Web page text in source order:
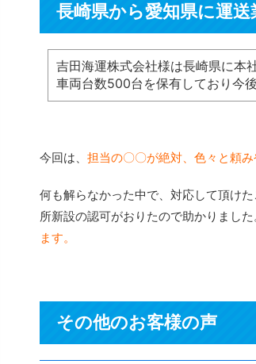
長崎県から愛知県に運
吉田海運株式会社様は長崎県に本
車両台数500台を保有しており今
今回は、 担当の〇〇が絶対、色々と頼
何も解らなかった中で、対応して頂け
所新設の認可がおりたので助かりました
ます。
その他のお客様の声